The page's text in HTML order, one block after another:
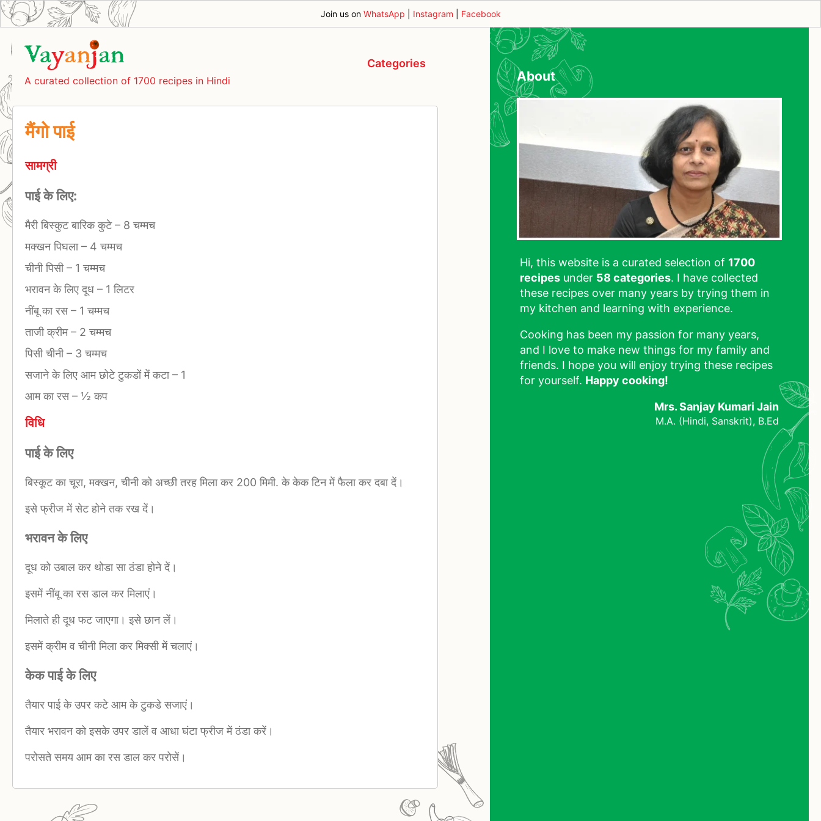
Join us on WhatsApp Instagram Facebook
A curated collection of 1700 recipes in Hindi
Categories
मैंगो पाई
सामग्री
पाई के लिए:
मैरी बिस्कुट बारिक कुटे– 8 चम्मच
मक्खन पिघला– 4 चम्मच
चीनी पिसी– 1 चम्मच
भरावन के लिए दूध – 1 लिटर
नींबू का रस– 1 चम्मच
ताजी क्रीम– 2 चम्मच
पिसी चीनी– 3 चम्मच
सजाने के लिए आम छोटे टुकडों में कटा– 1
आम का रस– ½ कप
विधि
पाई के लिए
बिस्कूट का चूरा, मक्खन, चीनी को अच्छी तरह मिला कर 200 मिमी. के केक टिन में फैला कर दबा दें।
इसे फ्रीज में सेट होने तक रख दें।
भरावन के लिए
दूध को उबाल कर थोडा सा ठंडा होने दें।
इसमें नींबू का रस डाल कर मिलाएं।
मिलाते ही दूध फट जाएगा। इसे छान लें।
इसमें क्रीम व चीनी मिला कर मिक्सी में चलाएं।
केक पाई के लिए
तैयार पाई के उपर कटे आम के टुकडे सजाएं।
तैयार भरावन को इसके उपर डालें व आधा घंटा फ्रीज में ठंडा करें।
परोसते समय आम का रस डाल कर परोसें।
About
Hi, this website is a curated selection of 1700
recipes under 58 categories. I have collected
these recipes over many years by trying them in
my kitchen and learning with experience.
Cooking has been my passion for many years,
and I love to make new things for my family and
friends. I hope you will enjoy trying these recipes
for yourself. Happy cooking!
Mrs. Sanjay Kumari Jain
M.A. (Hindi, Sanskrit), B.Ed